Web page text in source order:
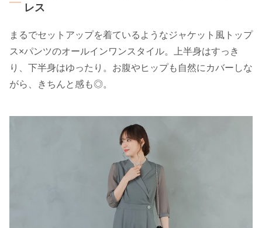
レス
まるでセットアップを着ているようなジャケット風トップ
ス×パンツのオールインワンスタイル。上半身はすっき
り、下半身はゆったり。お腹やヒップも自然にカバーしな
がら、きちんと感も◎。